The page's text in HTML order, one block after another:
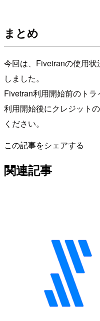
まとめ
今回は、Fivetranの使用
しました。
Fivetran利用開始前のトラ
利用開始後にクレジット
ください。
この記事をシェアする
関連記事